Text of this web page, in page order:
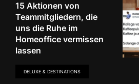
15 Aktionen von
Teammitgliedern, die
uns die Ruhe im
Homeoffice vermissen
lassen
DELUXE & DESTINATIONS